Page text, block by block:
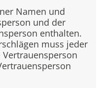
Namen und
und der
enthalten.
muss jeder